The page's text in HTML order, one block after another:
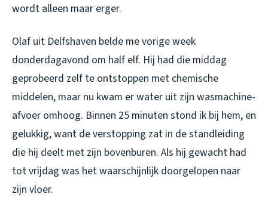
wordt alleen maar erger.
Olaf uit Delfshaven belde me vorige week
donderdagavond om half elf. Hij had die middag
geprobeerd zelf te ontstoppen met chemische
middelen, maar nu kwam er water uit zijn wasmachine-
afvoer omhoog. Binnen 25 minuten stond ik bij hem, en
gelukkig, want de verstopping zat in de standleiding
die hij deelt met zijn bovenburen. Als hij gewacht had
tot vrijdag was het waarschijnlijk doorgelopen naar
zijn vloer.